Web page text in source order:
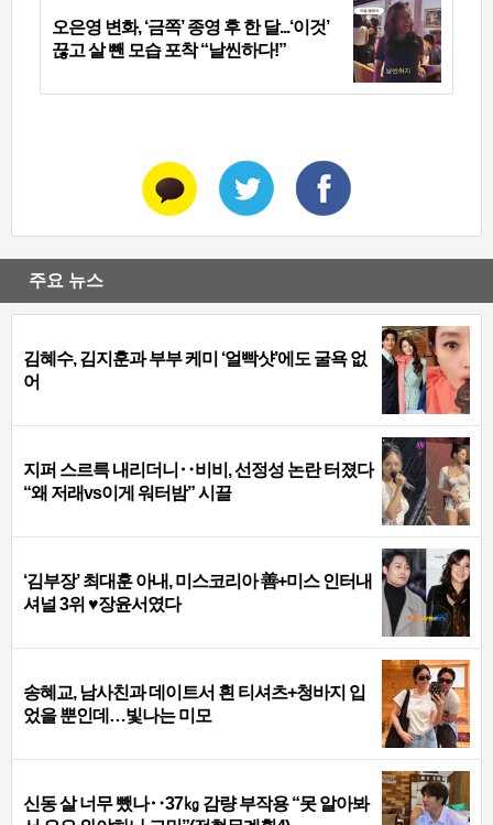
오은영 변화, ‘금쪽’ 종영 후 한 달...‘이것’
끊고 살 뺀 모습 포착 “날씬하다!”
주요 뉴스
김혜수, 김지훈과 부부 케미 ‘얼빡샷’에도 굴욕 없
어
지퍼 스르륵 내리더니‥비비, 선정성 논란 터졌다
“왜 저래vs이게 워터밤” 시끌
‘김부장’ 최대훈 아내, 미스코리아 善+미스 인터내
셔널 3위 ♥장윤서였다
송혜교, 남사친과 데이트서 흰 티셔츠+청바지 입
었을 뿐인데…빛나는 미모
신동 살 너무 뺐나‥37㎏ 감량 부작용 “못 알아봐